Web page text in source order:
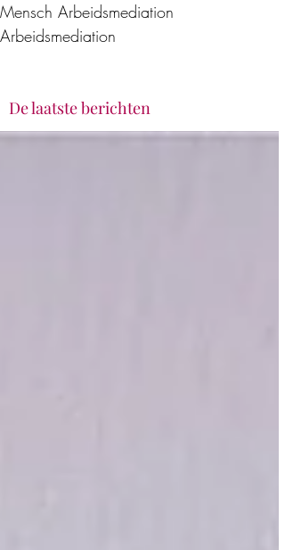
Mensch Arbeidsmediation
Arbeidsmediation
De laatste berichten